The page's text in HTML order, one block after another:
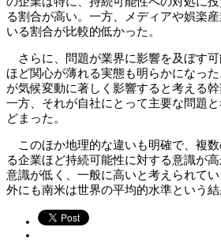
る割合が高い。一方、メディアや娯楽
いる割合が比較的低かった。
さらに、問題が業界に影響を及ぼす
ほど関心が薄れる実態も明らかになっ
が気候変動に著しく影響すると考える
一方、それが自社にとって主要な問題
どまった。
このほか地理的な違いも明確で、複
る企業ほど持続可能性に対する意識が
意識が低く、一般に高いと考えられて
外にも南米は世界の平均的水準という結